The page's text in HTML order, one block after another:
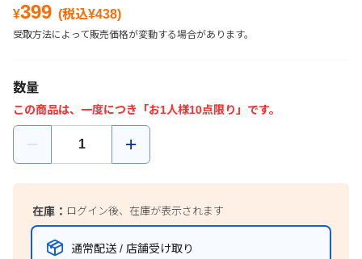
¥399 (税込¥438)
受取方法によって販売価格が変動する場合があります。
数量
この商品は、一度につき「お1人様10点限り」です。
在庫： ログイン後、在庫が表示されます
通常配送 / 店舗受け取り